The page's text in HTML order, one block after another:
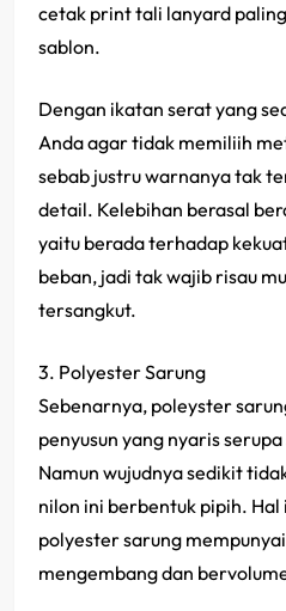
cetak print tali lanyard
sablon.
Dengan ikatan serat yang
Anda agar tidak memiliih
sebab justru warnanya tak
detail. Kelebihan berasal
yaitu berada terhadap
beban, jadi tak wajib risau
tersangkut.
3. Polyester Sarung
Sebenarnya, poleyster
penyusun yang nyaris
Namun wujudnya sedikit
nilon ini berbentuk pipih.
polyester sarung
mengembang dan